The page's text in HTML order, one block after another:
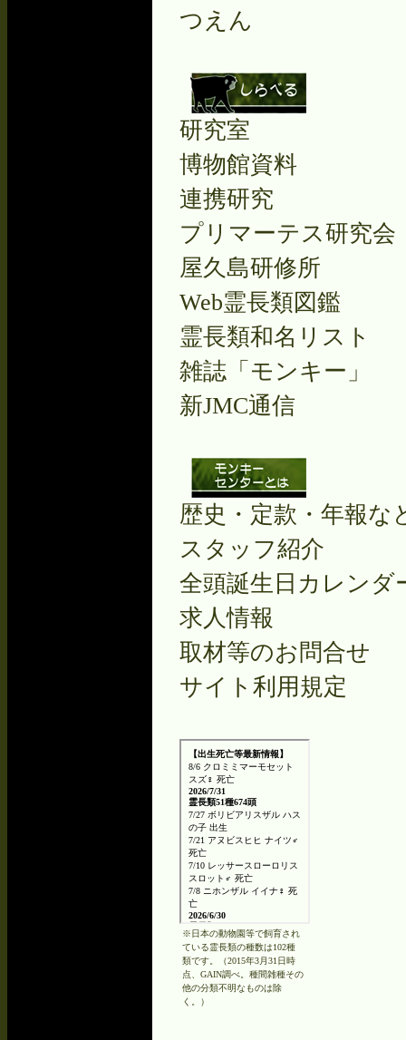
つえん
研究室
博物館資料
連携研究
プリマーテス研究会
屋久島研修所
Web霊長類図鑑
霊長類和名リスト
雑誌「モンキー」
新JMC通信
歴史・定款・年報な
スタッフ紹介
全頭誕生日カレンダ
求人情報
取材等のお問合せ
サイト利用規定
※日本の動物園等で飼育され
ている霊長類の種数は102種
類です。（2015年3月31日時
点、GAIN調べ。種間雑種その
他の分類不明なものは除
く。）